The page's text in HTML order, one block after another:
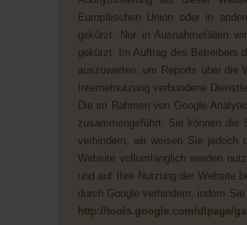
Europäischen Union oder in
gekürzt. Nur in Ausnahmefällen
gekürzt. Im Auftrag des Betreibers
auszuwerten, um Reports über die
Internetnutzung verbundene
Die im Rahmen von Google
zusammengeführt. Sie können die
verhindern; wir weisen Sie jedoch
Website vollumfänglich werden
und auf Ihre Nutzung der Website
durch Google verhindern, indem
http://tools.google.com/dlpage/